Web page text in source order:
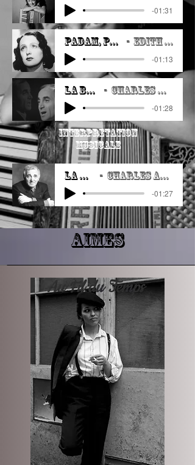
-01:31
Padam, Padam Edith PIAF
-01:13
La Bohème Charles Aznavour
-01:28
INTERPRETATION
MUSICALE
La Mama Charles Aznavour
-01:27
AIMES